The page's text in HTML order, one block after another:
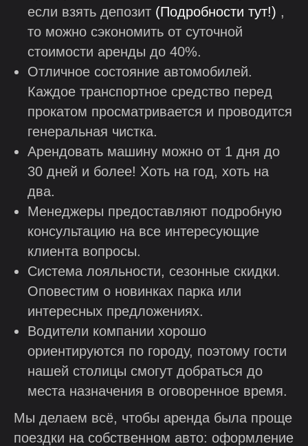
если взять депозит (Подробности тут!) ,
то можно сэкономить от суточной
стоимости аренды до 40%.
Отличное состояние автомобилей.
Каждое транспортное средство перед
прокатом просматривается и проводится
генеральная чистка.
Арендовать машину можно от 1 дня до
30 дней и более! Хоть на год, хоть на
два.
Менеджеры предоставляют подробную
консультацию на все интересующие
клиента вопросы.
Система лояльности, сезонные скидки.
Оповестим о новинках парка или
интересных предложениях.
Водители компании хорошо
ориентируются по городу, поэтому гости
нашей столицы смогут добраться до
места назначения в оговоренное время.
Мы делаем всё, чтобы аренда была проще
поездки на собственном авто: оформление